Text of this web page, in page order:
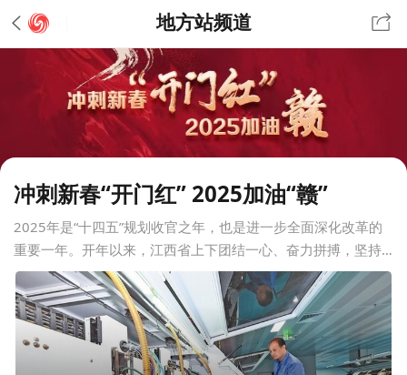
地方站频道
冲刺新春“开门红” 2025加油“赣”
2025年是“十四五”规划收官之年，也是进一步全面深化改革的
重要一年。开年以来，江西省上下团结一心、奋力拼搏，坚持
干字当头，咬定目标任务不放松，全力干出一个好年景、拼出
一年好气象。